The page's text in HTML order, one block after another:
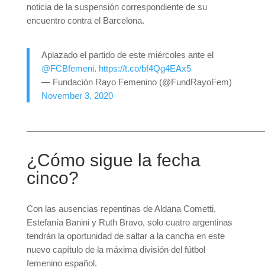
noticia de la suspensión correspondiente de su
encuentro contra el Barcelona.
Aplazado el partido de este miércoles ante el
@FCBfemeni. https://t.co/bf4Qg4EAx5
— Fundación Rayo Femenino (@FundRayoFem)
November 3, 2020
¿Cómo sigue la fecha
cinco?
Con las ausencias repentinas de Aldana Cometti,
Estefanía Banini y Ruth Bravo, solo cuatro argentinas
tendrán la oportunidad de saltar a la cancha en este
nuevo capítulo de la máxima división del fútbol
femenino español.